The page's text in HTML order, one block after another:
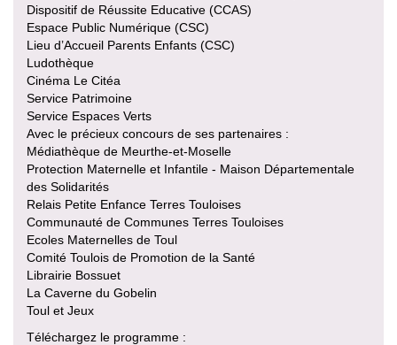
Dispositif de Réussite Educative (CCAS)
Espace Public Numérique (CSC)
Lieu d’Accueil Parents Enfants (CSC)
Ludothèque
Cinéma Le Citéa
Service Patrimoine
Service Espaces Verts
Avec le précieux concours de ses partenaires :
Médiathèque de Meurthe-et-Moselle
Protection Maternelle et Infantile - Maison Départementale
des Solidarités
Relais Petite Enfance Terres Touloises
Communauté de Communes Terres Touloises
Ecoles Maternelles de Toul
Comité Toulois de Promotion de la Santé
Librairie Bossuet
La Caverne du Gobelin
Toul et Jeux
Téléchargez le programme :